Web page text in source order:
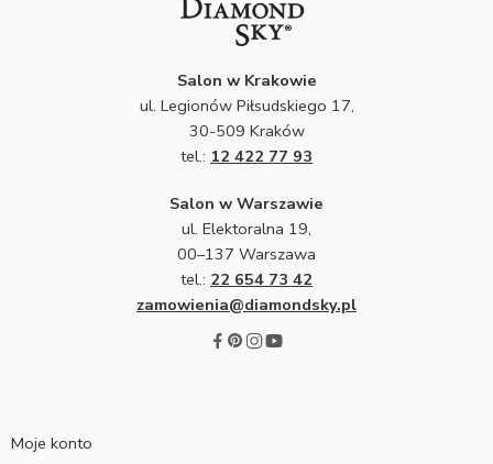
Salon w Krakowie
ul. Legionów Piłsudskiego 17,
30-509 Kraków
tel.: 12 422 77 93
Salon w Warszawie
ul. Elektoralna 19,
00–137 Warszawa
tel.: 22 654 73 42
zamowienia@diamondsky.pl
Moje konto